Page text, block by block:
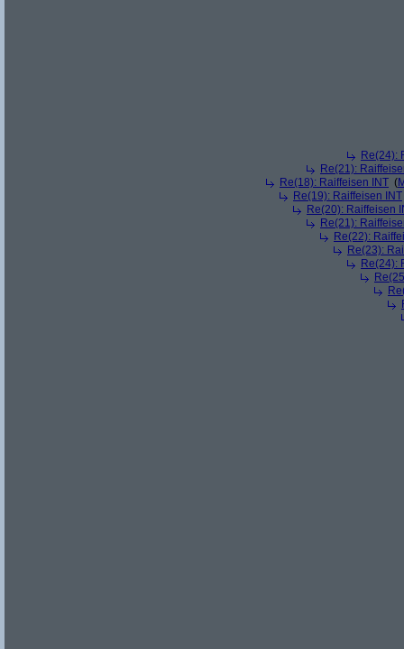
Re(24):
Re(21):
Re(18): Raiffeisen INT (
Re(19): Raiffeisen INT
Re(20): Raiffeisen
Re(21):
Re(22):
Re(23):
Re(24):